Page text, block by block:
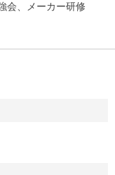
会、メーカー研修